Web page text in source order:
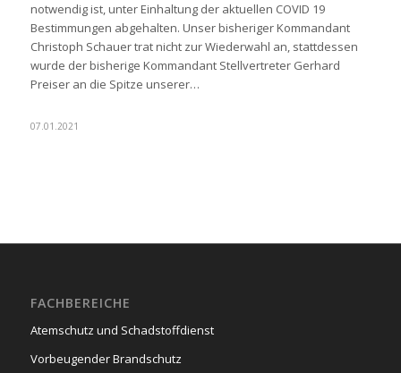
notwendig ist, unter Einhaltung der aktuellen COVID 19
Bestimmungen abgehalten. Unser bisheriger Kommandant
Christoph Schauer trat nicht zur Wiederwahl an, stattdessen
wurde der bisherige Kommandant Stellvertreter Gerhard
Preiser an die Spitze unserer…
07.01.2021
FACHBEREICHE
Atemschutz und Schadstoffdienst
Vorbeugender Brandschutz